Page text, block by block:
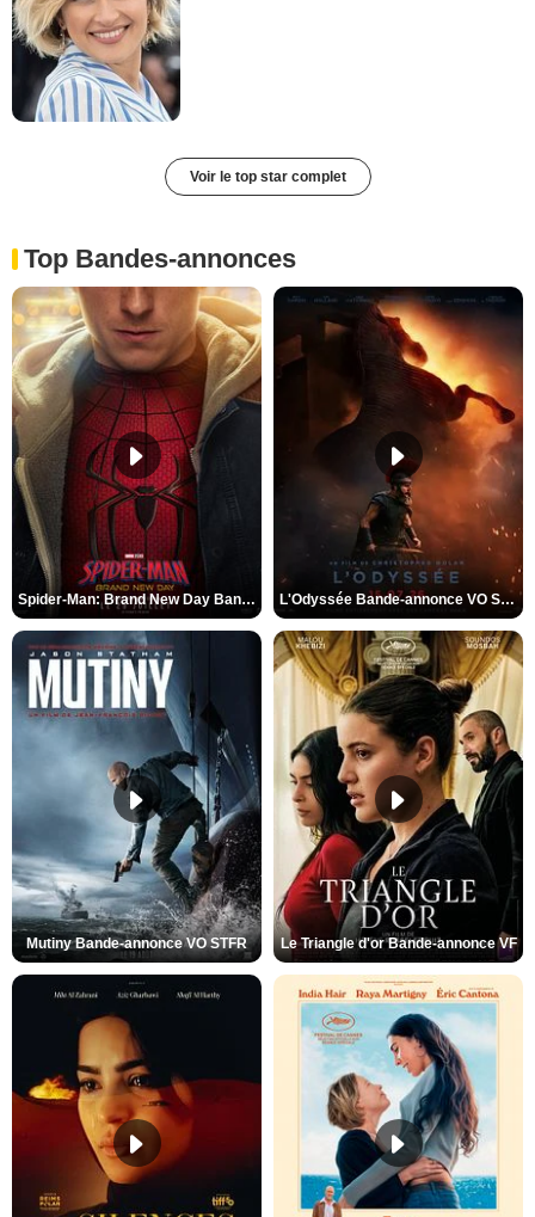
Voir le top star complet
Top Bandes-annonces
Spider-Man: Brand New Day Bande-annonce VO STFR L'Odyssée Bande-annonce VO STFR
Mutiny Bande-annonce VO STFR Le Triangle d'or Bande-annonce VF